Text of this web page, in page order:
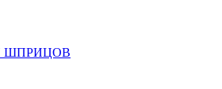
ШПРИЦОВ